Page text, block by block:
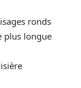
ronds
plus longue